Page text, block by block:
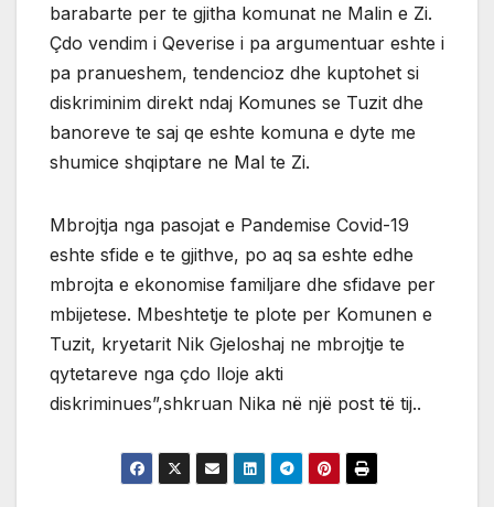
barabarte per te gjitha komunat ne Malin e Zi.
Çdo vendim i Qeverise i pa argumentuar eshte i
pa pranueshem, tendencioz dhe kuptohet si
diskriminim direkt ndaj Komunes se Tuzit dhe
banoreve te saj qe eshte komuna e dyte me
shumice shqiptare ne Mal te Zi.
Mbrojtja nga pasojat e Pandemise Covid-19
eshte sfide e te gjithve, po aq sa eshte edhe
mbrojta e ekonomise familjare dhe sfidave per
mbijetese. Mbeshtetje te plote per Komunen e
Tuzit, kryetarit Nik Gjeloshaj ne mbrojtje te
qytetareve nga çdo lloje akti
diskriminues”,shkruan Nika në një post të tij..